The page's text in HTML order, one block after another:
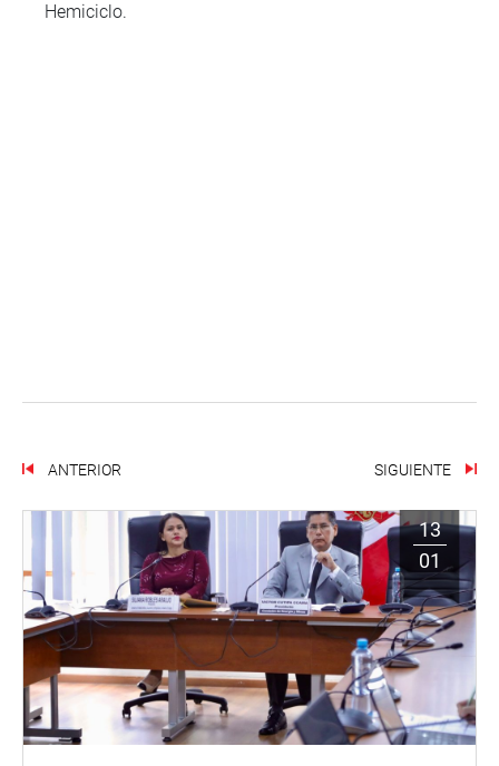
Hemiciclo.
ANTERIOR SIGUIENTE
13
01